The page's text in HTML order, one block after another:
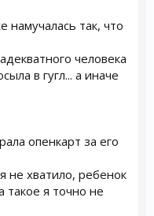
намучалась так, что
человека
в гугл... а иначе
опенкарт за его
не хватило, ребенок
такое я точно не